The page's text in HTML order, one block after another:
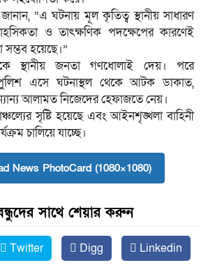
“এ ঘটনায় মূল কৃতিত্ব স্থানীয় সাধারণ
ও তাৎক্ষণিক পদক্ষেপের কারণেই
হয়েছে।”
স্থানীয় জনতা গণধোলাই দেয়। পরে
পুলিশ এসে ঘটনাস্থল থেকে আটক ডাকাত,
আলামত নিজেদের হেফাজতে নেয়।
সৃষ্টি হয়েছে এবং আইনশৃঙ্খলা বাহিনী
চালিয়ে যাচ্ছে।
News PhotoCard (1080×1080)
সাথে শেয়ার করুন
Twitter Digg Linkedin